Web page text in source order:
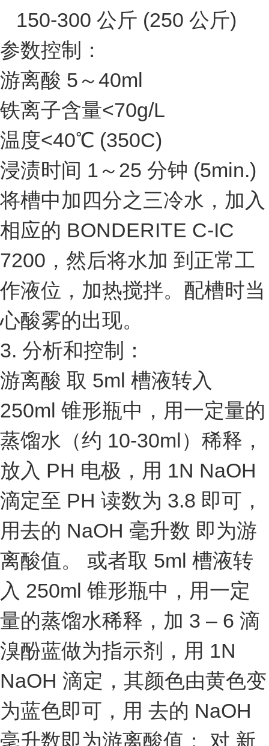
150-300 公斤 (250 公斤)
参数控制：
游离酸 5～40ml
铁离子含量<70g/L
温度<40℃ (350C)
浸渍时间 1～25 分钟 (5min.)
将槽中加四分之三冷水，加入
相应的 BONDERITE C-IC
7200，然后将水加 到正常工
作液位，加热搅拌。配槽时当
心酸雾的出现。
3. 分析和控制：
游离酸 取 5ml 槽液转入
250ml 锥形瓶中，用一定量的
蒸馏水（约 10-30ml）稀释，
放入 PH 电极，用 1N NaOH
滴定至 PH 读数为 3.8 即可，
用去的 NaOH 毫升数 即为游
离酸值。 或者取 5ml 槽液转
入 250ml 锥形瓶中，用一定
量的蒸馏水稀释，加 3 – 6 滴
溴酚蓝做为指示剂，用 1N
NaOH 滴定，其颜色由黄色变
为蓝色即可，用 去的 NaOH
毫升数即为游离酸值； 对 新